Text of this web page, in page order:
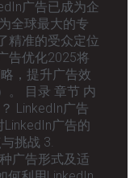
广告已成为企
全球最大的专
精准的受众定位
告优化2025将
，提升广告效
。 目录 章节 内
LinkedIn广告
广告的
挑战 3.
广告形式及适